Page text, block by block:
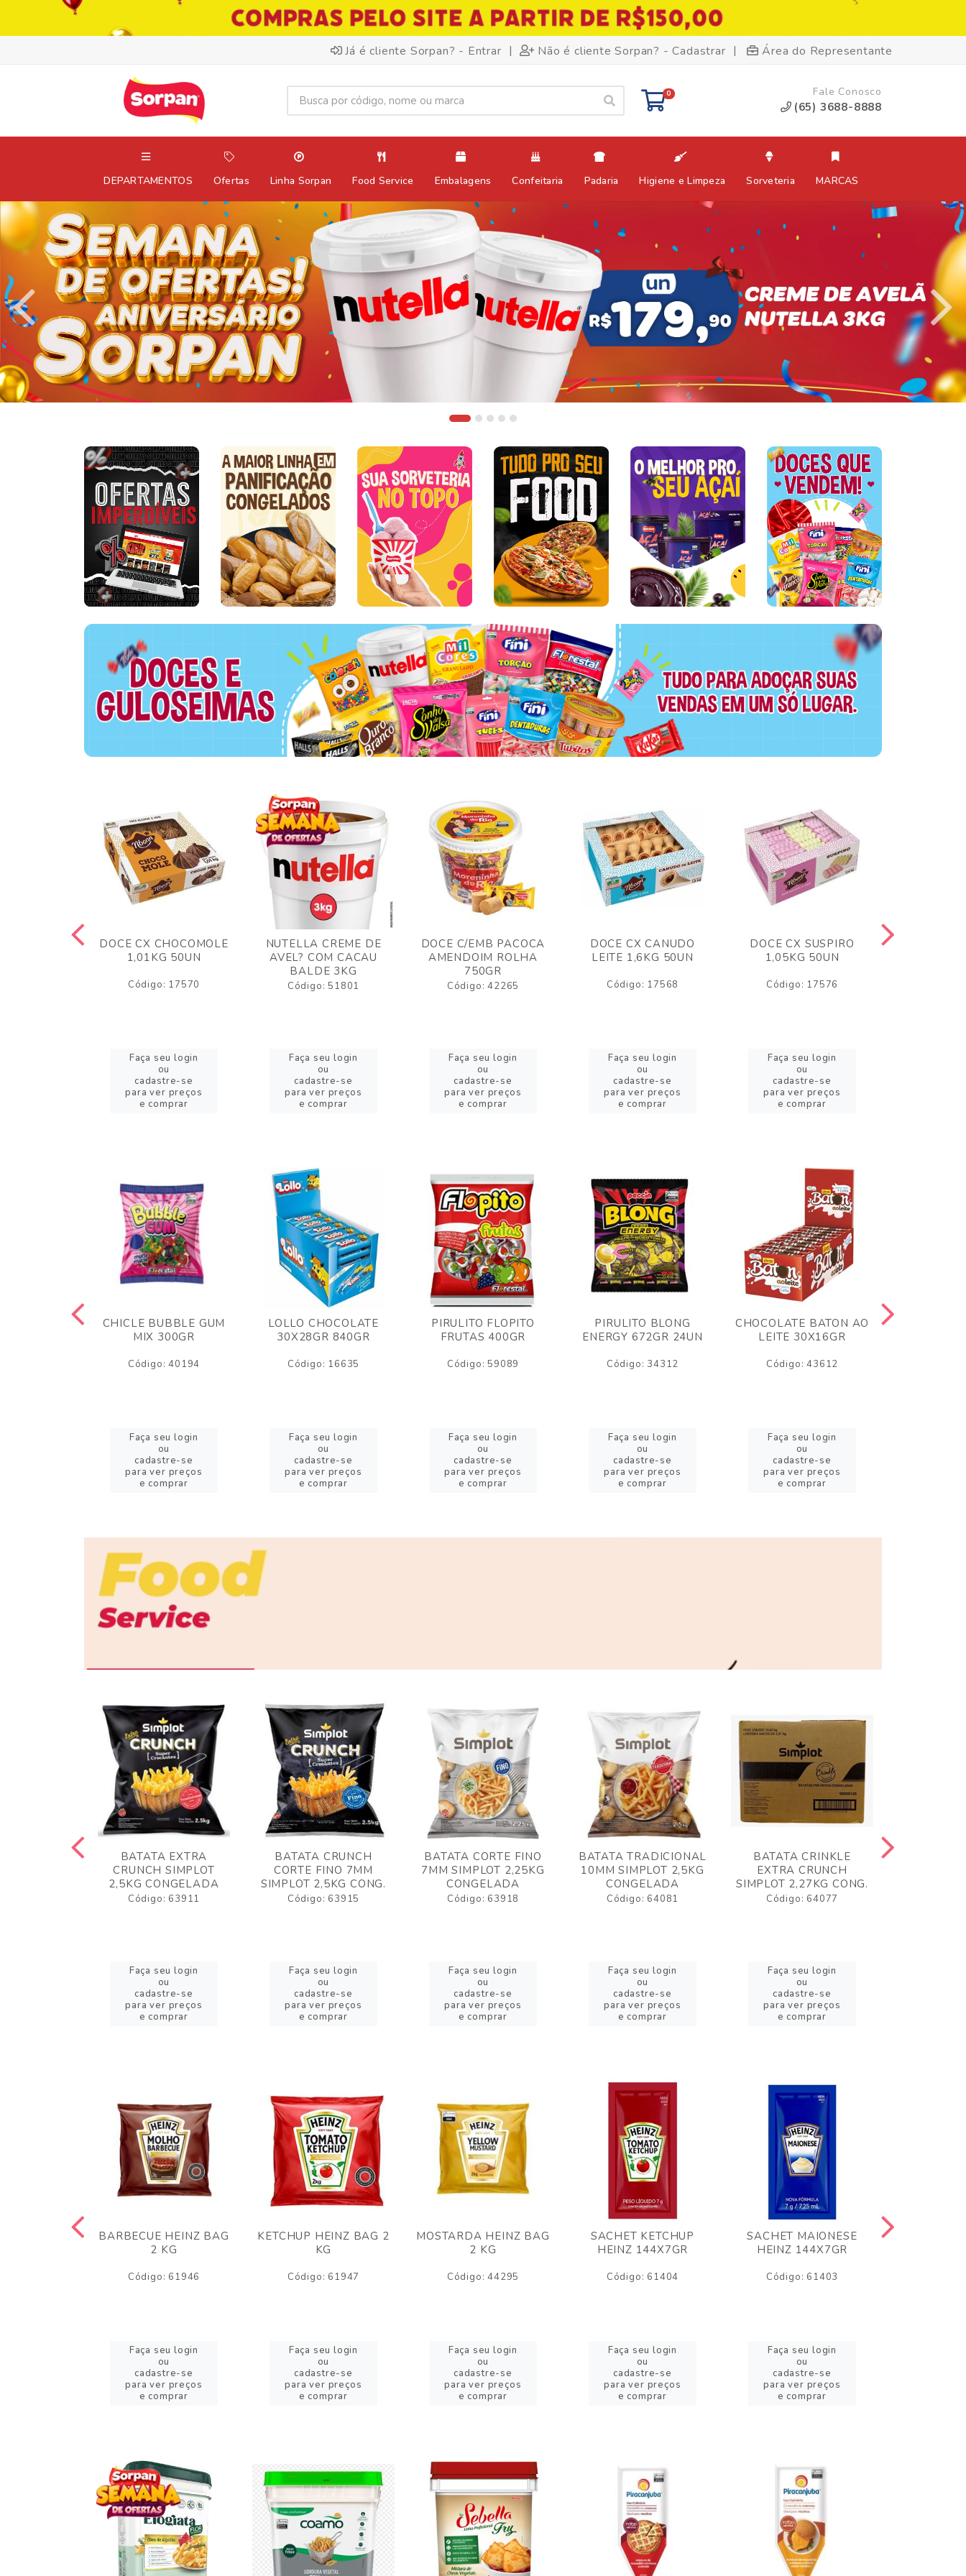
Já é cliente Sorpan? - Entrar | Não é cliente Sorpan? - Cadastrar | Área do Representante
0 Fale Conosco
(65) 3688-8888
DEPARTAMENTOS Ofertas Linha Sorpan Food Service Embalagens Confeitaria Padaria Higiene e Limpeza Sorveteria MARCAS
DOCE CX CHOCOMOLE
1,01KG 50UN
Código: 17570
Faça seu login
ou
cadastre-se
para ver preços
e comprar
NUTELLA CREME DE
AVEL? COM CACAU
BALDE 3KG
Código: 51801
Faça seu login
ou
cadastre-se
para ver preços
e comprar
DOCE C/EMB PACOCA
AMENDOIM ROLHA
750GR
Código: 42265
Faça seu login
ou
cadastre-se
para ver preços
e comprar
DOCE CX CANUDO
LEITE 1,6KG 50UN
Código: 17568
Faça seu login
ou
cadastre-se
para ver preços
e comprar
DOCE CX SUSPIRO
1,05KG 50UN
Código: 17576
Faça seu login
ou
cadastre-se
para ver preços
e comprar
CHICLE BUBBLE GUM
MIX 300GR
Código: 40194
Faça seu login
ou
cadastre-se
para ver preços
e comprar
LOLLO CHOCOLATE
30X28GR 840GR
Código: 16635
Faça seu login
ou
cadastre-se
para ver preços
e comprar
PIRULITO FLOPITO
FRUTAS 400GR
Código: 59089
Faça seu login
ou
cadastre-se
para ver preços
e comprar
PIRULITO BLONG
ENERGY 672GR 24UN
Código: 34312
Faça seu login
ou
cadastre-se
para ver preços
e comprar
CHOCOLATE BATON AO
LEITE 30X16GR
Código: 43612
Faça seu login
ou
cadastre-se
para ver preços
e comprar
BATATA EXTRA
CRUNCH SIMPLOT
2,5KG CONGELADA
Código: 63911
Faça seu login
ou
cadastre-se
para ver preços
e comprar
BATATA CRUNCH
CORTE FINO 7MM
SIMPLOT 2,5KG CONG.
Código: 63915
Faça seu login
ou
cadastre-se
para ver preços
e comprar
BATATA CORTE FINO
7MM SIMPLOT 2,25KG
CONGELADA
Código: 63918
Faça seu login
ou
cadastre-se
para ver preços
e comprar
BATATA TRADICIONAL
10MM SIMPLOT 2,5KG
CONGELADA
Código: 64081
Faça seu login
ou
cadastre-se
para ver preços
e comprar
BATATA CRINKLE
EXTRA CRUNCH
SIMPLOT 2,27KG CONG.
Código: 64077
Faça seu login
ou
cadastre-se
para ver preços
e comprar
BARBECUE HEINZ BAG
2 KG
Código: 61946
Faça seu login
ou
cadastre-se
para ver preços
e comprar
KETCHUP HEINZ BAG 2
KG
Código: 61947
Faça seu login
ou
cadastre-se
para ver preços
e comprar
MOSTARDA HEINZ BAG
2 KG
Código: 44295
Faça seu login
ou
cadastre-se
para ver preços
e comprar
SACHET KETCHUP
HEINZ 144X7GR
Código: 61404
Faça seu login
ou
cadastre-se
para ver preços
e comprar
SACHET MAIONESE
HEINZ 144X7GR
Código: 61403
Faça seu login
ou
cadastre-se
para ver preços
e comprar